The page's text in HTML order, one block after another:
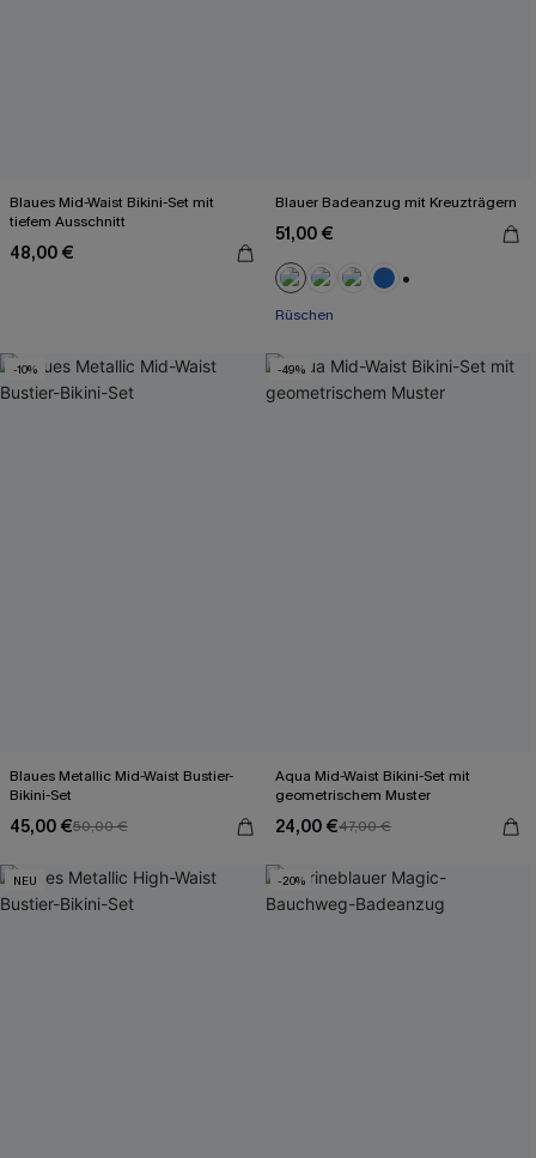
Blaues Mid-Waist Bikini-Set mit
tiefem Ausschnitt
48,00 €
Blauer Badeanzug mit Kreuzträgern
51,00 €
Rüschen
-10%
Blaues Metallic Mid-Waist Bustier-
Bikini-Set
45,00 €50,00 €
-49%
Aqua Mid-Waist Bikini-Set mit
geometrischem Muster
24,00 €47,00 €
NEU -20%